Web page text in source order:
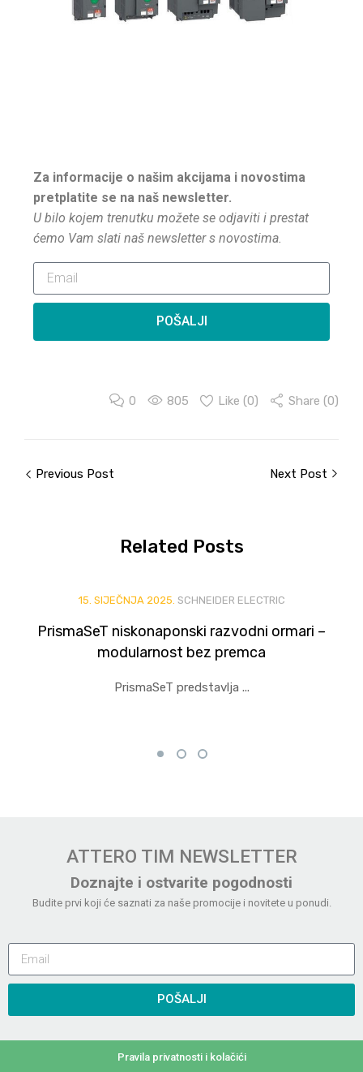
Za informacije o našim akcijama i novostima
pretplatite se na naš newsletter.
U bilo kojem trenutku možete se odjaviti i prestat
ćemo Vam slati naš newsletter s novostima.
POŠALJI
0 805 Like (0) Share (0)
Previous Post Next Post
Related Posts
15. SIJEČNJA 2025. SCHNEIDER ELECTRIC
PrismaSeT niskonaponski razvodni ormari –
modularnost bez premca
PrismaSeT predstavlja ...
ATTERO TIM NEWSLETTER
Doznajte i ostvarite pogodnosti
Budite prvi koji će saznati za naše promocije i novitete u ponudi.
POŠALJI
Pravila privatnosti i kolačići